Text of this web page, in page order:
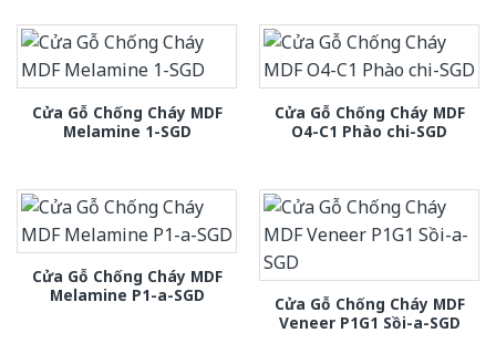
Cửa Gỗ Chống Cháy MDF
Melamine 1-SGD
Cửa Gỗ Chống Cháy MDF
O4-C1 Phào chi-SGD
Cửa Gỗ Chống Cháy MDF
Melamine P1-a-SGD
Cửa Gỗ Chống Cháy MDF
Veneer P1G1 Sồi-a-SGD